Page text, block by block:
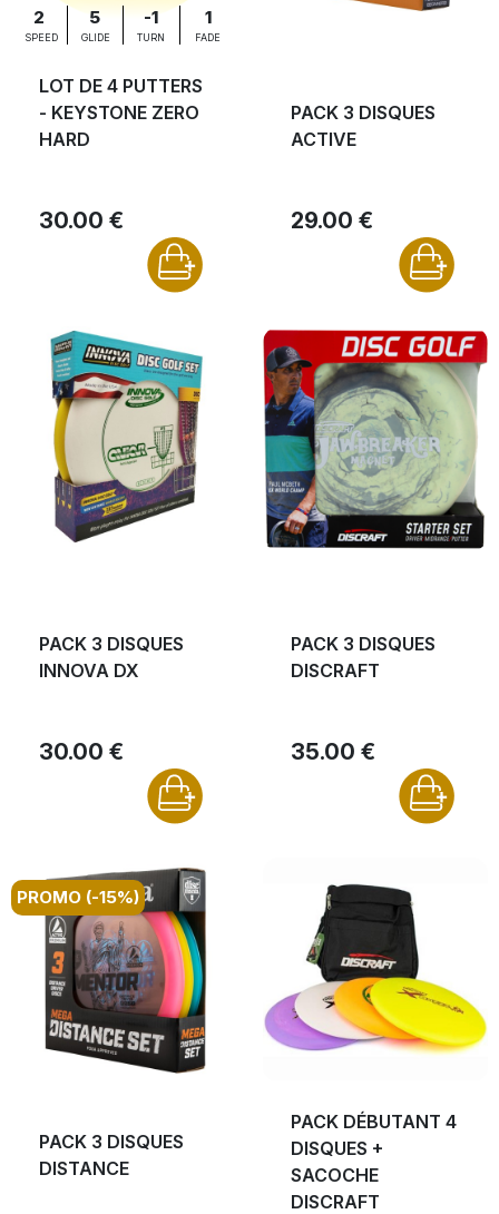
2
SPEED
5
GLIDE
-1
TURN
1
FADE
LOT DE 4 PUTTERS
- KEYSTONE ZERO
HARD
30.00 €
PACK 3 DISQUES
ACTIVE
29.00 €
PACK 3 DISQUES
INNOVA DX
30.00 €
PACK 3 DISQUES
DISCRAFT
35.00 €
PROMO (-15%)
PACK 3 DISQUES
DISTANCE
PACK DÉBUTANT 4
DISQUES +
SACOCHE
DISCRAFT